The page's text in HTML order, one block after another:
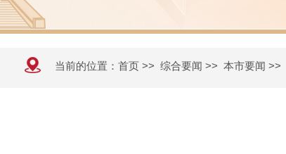
当前的位置： 首页 >> 综合要闻 >> 本市要闻 >>